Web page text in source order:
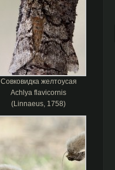
Совковидка желтоусая
Achlya flavicornis
(Linnaeus, 1758)